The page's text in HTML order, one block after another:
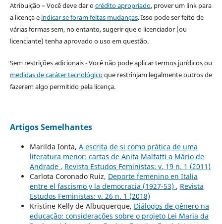
Atribuição – Você deve dar ocrédito apropriado, prover um link para
a licença e indicar se foram feitas mudanças. Isso pode ser feito de
várias formas sem, no entanto, sugerir que o licenciador (ou
licenciante) tenha aprovado o uso em questão.
Sem restrições adicionais - Você não pode aplicar termos jurídicos ou
medidas de caráter tecnológicoque restrinjam legalmente outros de
fazerem algo permitido pela licença.
Artigos Semelhantes
Marilda Ionta, A escrita de si como prática de uma
literatura menor: cartas de Anita Malfatti a Mário de
Andrade , Revista Estudos Feministas: v. 19 n. 1 (2011)
Carlota Coronado Ruiz, Deporte femenino en Italia
entre el fascismo y la democracia (1927-53) , Revista
Estudos Feministas: v. 26 n. 1 (2018)
Kristine Kelly de Albuquerque, Diálogos de gênero na
educação: considerações sobre o projeto Lei Maria da